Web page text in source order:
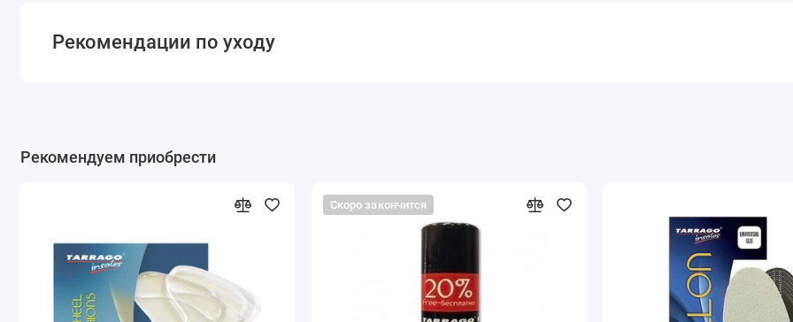
Рекомендации по уходу
Рекомендуем приобрести
Скоро закончится